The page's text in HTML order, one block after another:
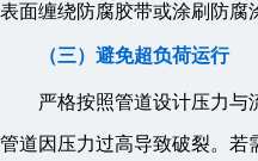
表面缠绕防腐胶带或涂刷防腐
（三）避免超负荷运行
严格按照管道设计压力与
管道因压力过高导致破裂。若